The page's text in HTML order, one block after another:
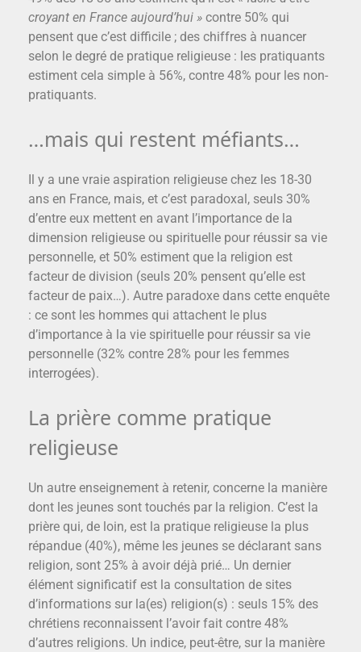
croyant en France aujourd’hui » contre 50% qui
pensent que c’est difficile ; des chiffres à nuancer
selon le degré de pratique religieuse : les pratiquants
estiment cela simple à 56%, contre 48% pour les non-
pratiquants.
…mais qui restent méfiants…
Il y a une vraie aspiration religieuse chez les 18-30
ans en France, mais, et c’est paradoxal, seuls 30%
d’entre eux mettent en avant l’importance de la
dimension religieuse ou spirituelle pour réussir sa vie
personnelle, et 50% estiment que la religion est
facteur de division (seuls 20% pensent qu’elle est
facteur de paix…). Autre paradoxe dans cette enquête
: ce sont les hommes qui attachent le plus
d’importance à la vie spirituelle pour réussir sa vie
personnelle (32% contre 28% pour les femmes
interrogées).
La prière comme pratique
religieuse
Un autre enseignement à retenir, concerne la manière
dont les jeunes sont touchés par la religion. C’est la
prière qui, de loin, est la pratique religieuse la plus
répandue (40%), même les jeunes se déclarant sans
religion, sont 25% à avoir déjà prié… Un dernier
élément significatif est la consultation de sites
d’informations sur la(es) religion(s) : seuls 15% des
chrétiens reconnaissent l’avoir fait contre 48%
d’autres religions. Un indice, peut-être, sur la manière